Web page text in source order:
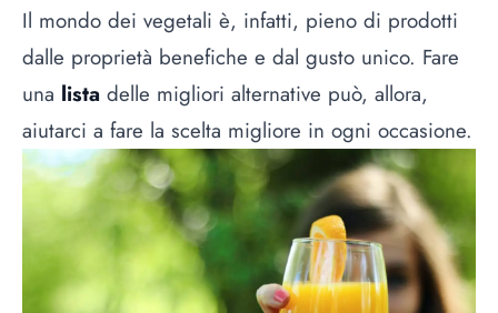
Il mondo dei vegetali è, infatti, pieno di prodotti
dalle proprietà benefiche e dal gusto unico. Fare
una lista delle migliori alternative può, allora,
aiutarci a fare la scelta migliore in ogni occasione.